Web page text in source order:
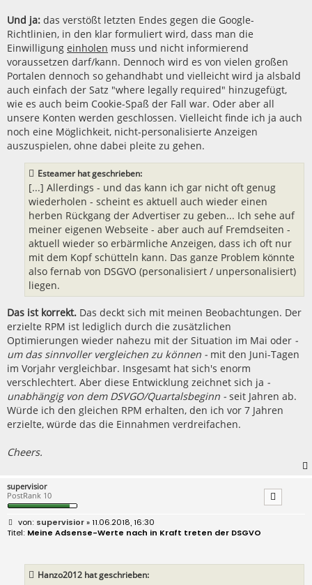
Und ja: das verstößt letzten Endes gegen die Google-
Richtlinien, in den klar formuliert wird, dass man die
Einwilligung einholen muss und nicht informierend
voraussetzen darf/kann. Dennoch wird es von vielen großen
Portalen dennoch so gehandhabt und vielleicht wird ja alsbald
auch einfach der Satz "where legally required" hinzugefügt,
wie es auch beim Cookie-Spaß der Fall war. Oder aber all
unsere Konten werden geschlossen. Vielleicht finde ich ja auch
noch eine Möglichkeit, nicht-personalisierte Anzeigen
auszuspielen, ohne dabei pleite zu gehen.
Esteamer hat geschrieben:
[...] Allerdings - und das kann ich gar nicht oft genug
wiederholen - scheint es aktuell auch wieder einen
herben Rückgang der Advertiser zu geben... Ich sehe auf
meiner eigenen Webseite - aber auch auf Fremdseiten -
aktuell wieder so erbärmliche Anzeigen, dass ich oft nur
mit dem Kopf schütteln kann. Das ganze Problem könnte
also fernab von DSGVO (personalisiert / unpersonalisiert)
liegen.
Das ist korrekt. Das deckt sich mit meinen Beobachtungen. Der
erzielte RPM ist lediglich durch die zusätzlichen
Optimierungen wieder nahezu mit der Situation im Mai oder -
um das sinnvoller vergleichen zu können - mit den Juni-Tagen
im Vorjahr vergleichbar. Insgesamt hat sich's enorm
verschlechtert. Aber diese Entwicklung zeichnet sich ja -
unabhängig von dem DSVGO/Quartalsbeginn - seit Jahren ab.
Würde ich den gleichen RPM erhalten, den ich vor 7 Jahren
erzielte, würde das die Einnahmen verdreifachen.
Cheers.
supervisior
PostRank 10
B
e
supervisior» 11.06.2018, 16:30
Meine Adsense-Werte nach in Kraft treten der DSGVO
Hanzo2012 hat geschrieben: